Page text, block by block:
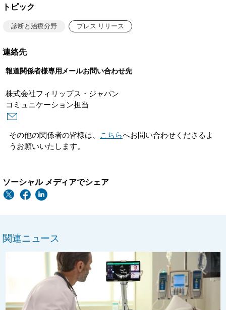
トピック
診断と治療分野 プレス リリース
連絡先
報道関係者様専用メールお問い合わせ先
株式会社フィリップス・ジャパン
コミュニケーション担当
その他の関係者の皆様は、 こちらへお問い合わせくださるよ
うお願いいたします。
ソーシャル メディアでシェア
関連ニュース